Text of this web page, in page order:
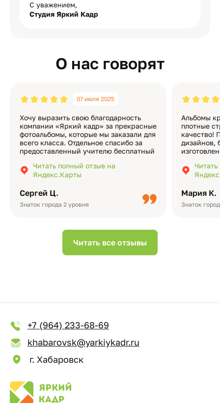
С уважением,
Студия Яркий Кадр
О нас говорят
Сергей Ц.
Знаток города 2 уровня
07 июля 2025
Хочу выразить свою благодарность
компании «Яркий кадр» за прекрасные
фотоальбомы, которые мы заказали для
всего класса. Отдельное спасибо за
предоставленный учителю бесплатный
подчёркивает значимость события.
Качество альбомов на высшем уровне:
Читать полный отзыв на
Яндекс.Карты
Мария К.
Знаток
Альбомы
плотные
качество!
дизайнов,
добавить
видео с
Читать все отзывы
+7 (964) 233-68-69
khabarovsk@yarkiykadr.ru
г. Хабаровск